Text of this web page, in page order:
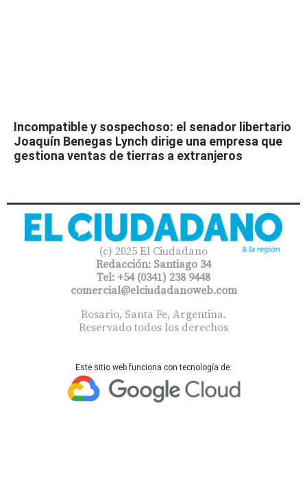
Incompatible y sospechoso: el senador libertario
Joaquín Benegas Lynch dirige una empresa que
gestiona ventas de tierras a extranjeros
(c) 2025 El Ciudadano
Redacción: Santiago 34
Tel: +54 (0341) 238 9448
comercial@elciudadanoweb.com​
Rosario, Santa Fe, Argentina.
Reservado todos los derechos
Este sitio web funciona con tecnología de: